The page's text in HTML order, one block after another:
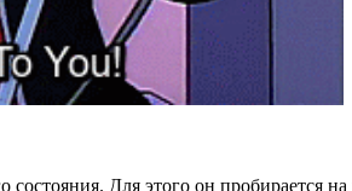
Для этого он пробирается